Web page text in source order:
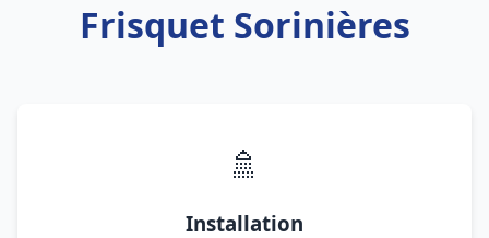
Frisquet Sorinières
🚿
Installation